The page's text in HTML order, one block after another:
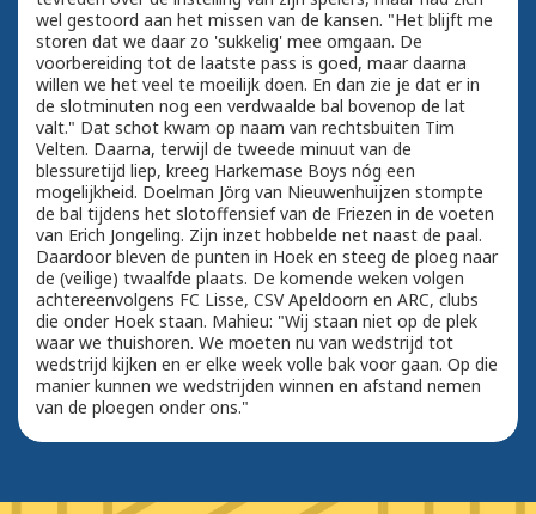
wel gestoord aan het missen van de kansen. "Het blijft me
storen dat we daar zo 'sukkelig' mee omgaan. De
voorbereiding tot de laatste pass is goed, maar daarna
willen we het veel te moeilijk doen. En dan zie je dat er in
de slotminuten nog een verdwaalde bal bovenop de lat
valt." Dat schot kwam op naam van rechtsbuiten Tim
Velten. Daarna, terwijl de tweede minuut van de
blessuretijd liep, kreeg Harkemase Boys nóg een
mogelijkheid. Doelman Jörg van Nieuwenhuijzen stompte
de bal tijdens het slotoffensief van de Friezen in de voeten
van Erich Jongeling. Zijn inzet hobbelde net naast de paal.
Daardoor bleven de punten in Hoek en steeg de ploeg naar
de (veilige) twaalfde plaats. De komende weken volgen
achtereenvolgens FC Lisse, CSV Apeldoorn en ARC, clubs
die onder Hoek staan. Mahieu: "Wij staan niet op de plek
waar we thuishoren. We moeten nu van wedstrijd tot
wedstrijd kijken en er elke week volle bak voor gaan. Op die
manier kunnen we wedstrijden winnen en afstand nemen
van de ploegen onder ons."